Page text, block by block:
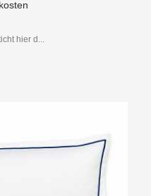
hier d...